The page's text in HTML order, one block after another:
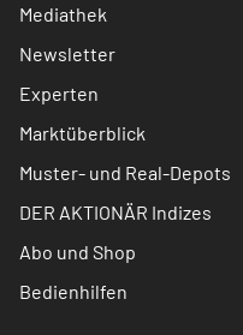
Mediathek
Newsletter
Experten
Marktüberblick
Muster- und Real-Depots
DER AKTIONÄR Indizes
Abo und Shop
Bedienhilfen